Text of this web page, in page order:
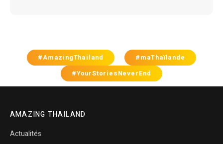
#AmazingThailand
#maThaïlande
#YourStoriesNeverEnd
AMAZING THAILAND
Actualités